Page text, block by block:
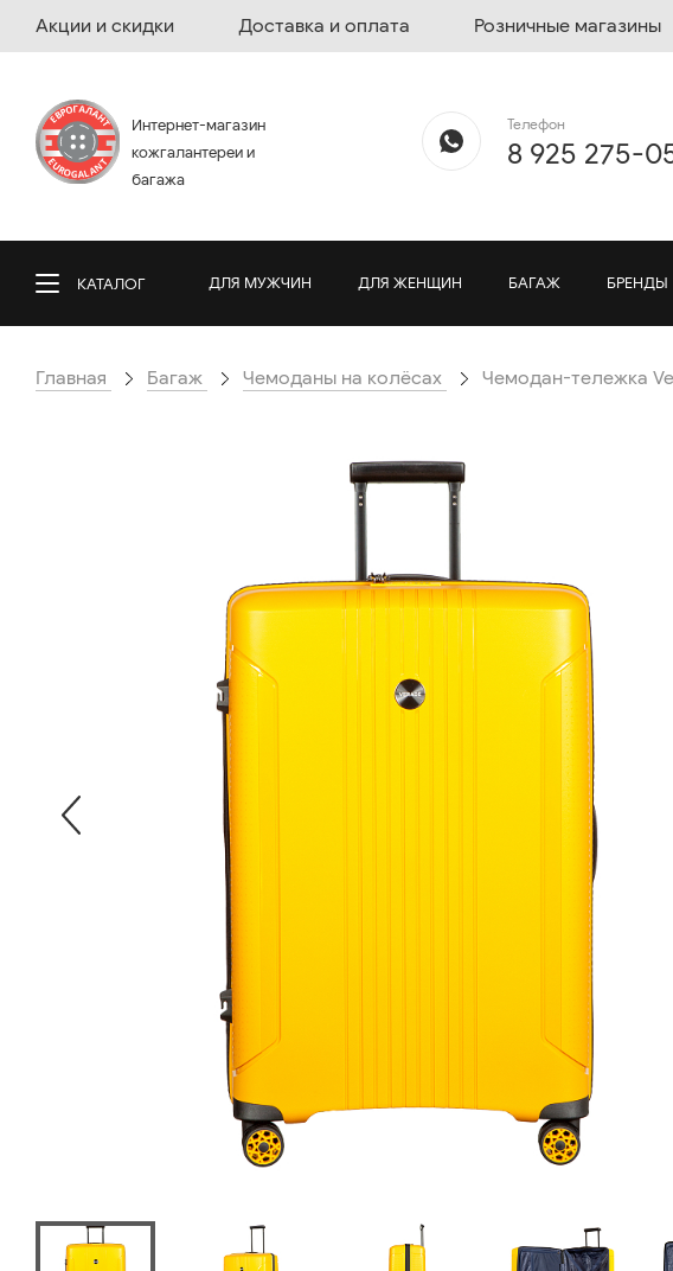
Акции и скидки Доставка и оплата Розничные магазины
Интернет-магазин
кожгалантереи и
багажа
Телефон
8 925 275-
КАТАЛОГ ДЛЯ МУЖЧИН ДЛЯ ЖЕНЩИН БАГАЖ БРЕНДЫ
Главная Багаж Чемоданы на колёсах Чемодан-тележка